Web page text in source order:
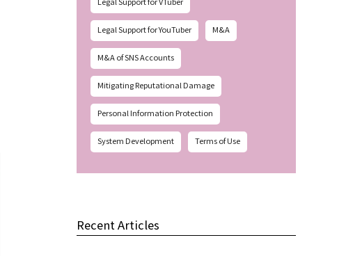
Legal Support for YouTuber M&A
M&A of SNS Accounts
Mitigating Reputational Damage
Personal Information Protection
System Development Terms of Use
Recent Articles